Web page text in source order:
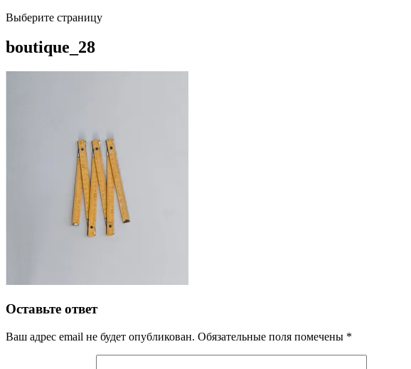
Выберите страницу
boutique_28
Оставьте ответ
Ваш адрес email не будет опубликован. Обязательные поля помечены *